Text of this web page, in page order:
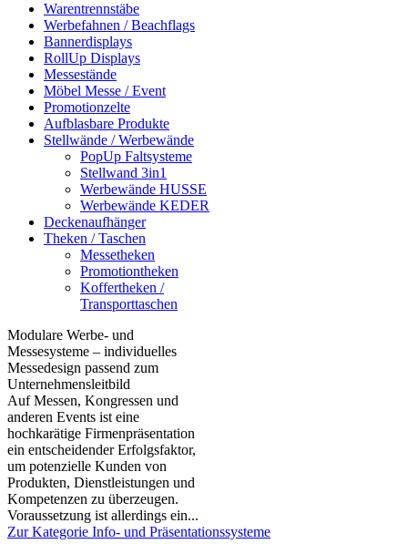
Warentrennstäbe
Werbefahnen / Beachflags
Bannerdisplays
RollUp Displays
Messestände
Möbel Messe / Event
Promotionzelte
Aufblasbare Produkte
Stellwände / Werbewände
PopUp Faltsysteme
Stellwand 3in1
Werbewände HUSSE
Werbewände KEDER
Deckenaufhänger
Theken / Taschen
Messetheken
Promotiontheken
Koffertheken /
Transporttaschen
Modulare Werbe- und
Messesysteme – individuelles
Messedesign passend zum
Unternehmensleitbild
Auf Messen, Kongressen und
anderen Events ist eine
hochkarätige Firmenpräsentation
ein entscheidender Erfolgsfaktor,
um potenzielle Kunden von
Produkten, Dienstleistungen und
Kompetenzen zu überzeugen.
Voraussetzung ist allerdings ein...
Zur Kategorie Info- und Präsentationssysteme